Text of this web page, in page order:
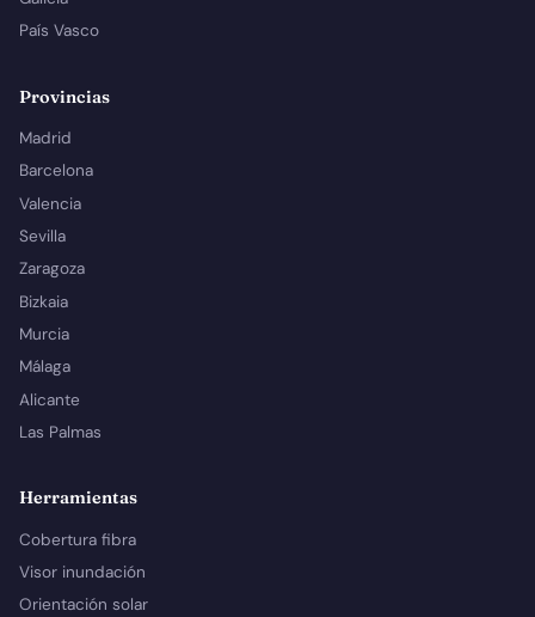
País Vasco
Provincias
Madrid
Barcelona
Valencia
Sevilla
Zaragoza
Bizkaia
Murcia
Málaga
Alicante
Las Palmas
Herramientas
Cobertura fibra
Visor inundación
Orientación solar